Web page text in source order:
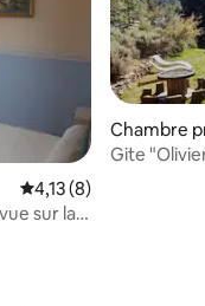
Évaluation moyenne
4,13 (8)
sur la
Chambre
Gite